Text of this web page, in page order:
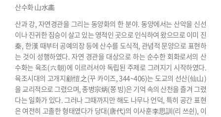
산수화 山水畵
산과 강, 자연경관을 그리는 동양화의 한 분야. 동양에서는 산악을 신선
이나 진귀한 짐승이 살고 있는 영적인 곳으로 인식하여 왔으므로 이미 진
秦, 한漢 때부터 공예의장 등에 산수를 도식적, 관념적 문양으로 표현하
는 것이 성행하였다. 자연 경관을 대상으로 하는 순수한 회화로서의 산
수화는 육조(六朝)에 이르러서야 독립된 주제로 그려지기 시작하였다.
육조시대의 고개지顧愷之(꾸 카이즈, 344~406)는 도교의 선산(仙山)
을 교리적으로 그렸으며, 종병宗炳(쫑 빙)은 기억 속의 산천을 즐겨 그렸
다는 일화가 있다. 그러나 그때까지만 해도 나무나 언덕, 특히 공간 표현
은 여전히 고졸한 형태였다가 당대(唐代)의 이사훈李思訓(리 쓰쉰), 이